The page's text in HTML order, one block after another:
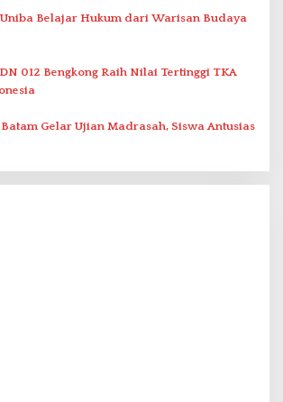
Belajar Hukum dari Warisan Budaya
012 Bengkong Raih Nilai Tertinggi TKA
Batam Gelar Ujian Madrasah, Siswa Antusias